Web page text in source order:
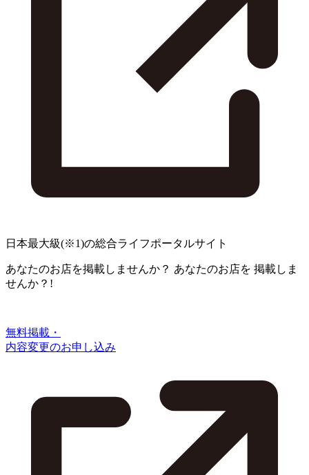
日本最大級(※1)の総合ライフポータルサイト
あなたのお店を掲載しませんか？ あなたのお店を 掲載しま
せんか？!
無料掲載・
内容変更のお申し込み